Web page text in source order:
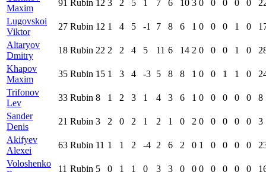
Maxim
91 Rubin 12 3 2 5 1 7 6 10 3 0 0 0 0 0
Lugovskoi
Viktor
27 Rubin 12 1 4 5 -1 7 8 6 1 0 0 0 1 0
Altaryоv
Dmitry
18 Rubin 22 2 2 4 5 11 6 14 2 0 0 0 1 0
Khapov
Maxim
35 Rubin 15 1 3 4 -3 5 8 8 1 0 0 1 1 0
Trifonov
Lev
33 Rubin 8 1 2 3 1 4 3 6 1 0 0 0 0 0
8
Sander
Denis
21 Rubin 3 2 0 2 1 2 1 0 2 0 0 0 0 0
3
Akifyev
Alexei
63 Rubin 11 1 1 2 -4 2 6 2 0 1 0 0 0 0
Voloshenko
11 Rubin 5 0 1 1 0 3 3 0 0 0 0 0 0 0